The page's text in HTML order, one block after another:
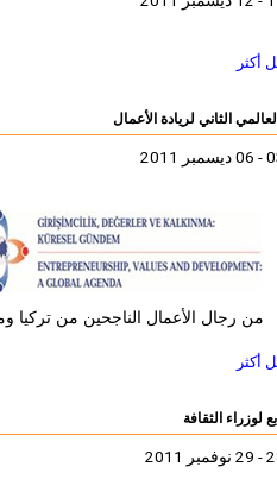
أكثر
الثاني لريادة الأعمال
2011
من رجال الأعمال الناجحين من تركيا
أكثر
لوزراء الثقافة
2011